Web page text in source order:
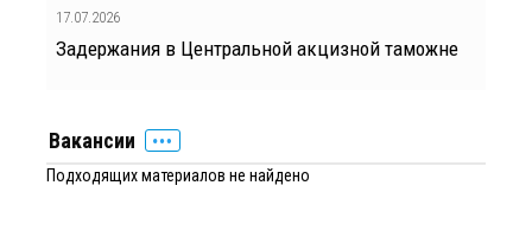
17.07.2026
Задержания в Центральной акцизной таможне
Вакансии
Подходящих материалов не найдено